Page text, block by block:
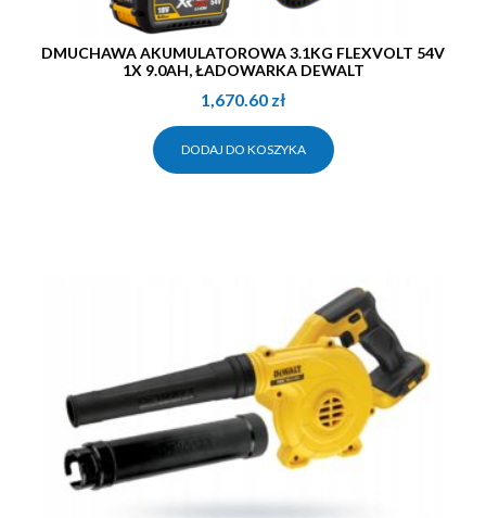
DMUCHAWA AKUMULATOROWA 3.1KG FLEXVOLT 54V
1X 9.0AH, ŁADOWARKA DEWALT
1,670.60 zł
DODAJ DO KOSZYKA